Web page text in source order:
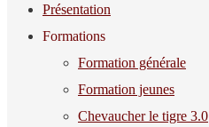
Présentation
Formations
Formation générale
Formation jeunes
Chevaucher le tigre 3.0